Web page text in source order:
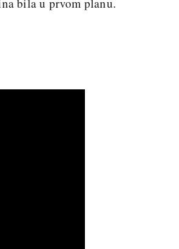
bila u prvom planu.